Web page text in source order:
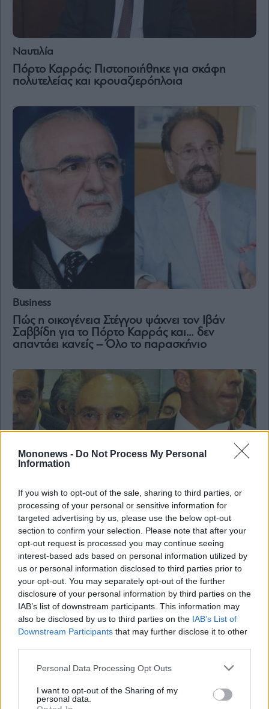
Mononews - Do Not Process My Personal
Information
If you wish to opt-out of the sale, sharing to third parties, or
processing of your personal or sensitive information for
targeted advertising by us, please use the below opt-out
section to confirm your selection. Please note that after your
opt-out request is processed you may continue seeing
interest-based ads based on personal information utilized by
us or personal information disclosed to third parties prior to
your opt-out. You may separately opt-out of the further
disclosure of your personal information by third parties on the
IAB’s list of downstream participants. This information may
also be disclosed by us to third parties on the IAB’s List of
Downstream Participants that may further disclose it to other
Personal Data Processing Opt Outs
I want to opt-out of the Sharing of my
personal data.
Ναυτιλία
Πόρτο Καρράς: Πιστοποιήθηκε για σκάφη
πολυτελείας και κρουαζιερόπλοια
Business
Πώς η οικογένεια Στέγγου ψάχνει τον Ιβάν
Σαββίδη για το Πόρτο Καρράς και… δεν
απαντάει κανείς – Όλο το παρασκήνιο
Business
Τεχνική Ολυμπιακή: Αίτημα για ορισμό τρίτον
Ανεξάρτητο Σύμβουλο για το due diligence του
Πόρτο Καρράς